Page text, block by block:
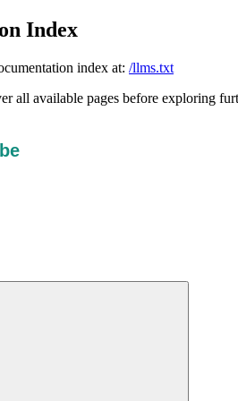
Index
index at: /llms.txt
all available pages before exploring